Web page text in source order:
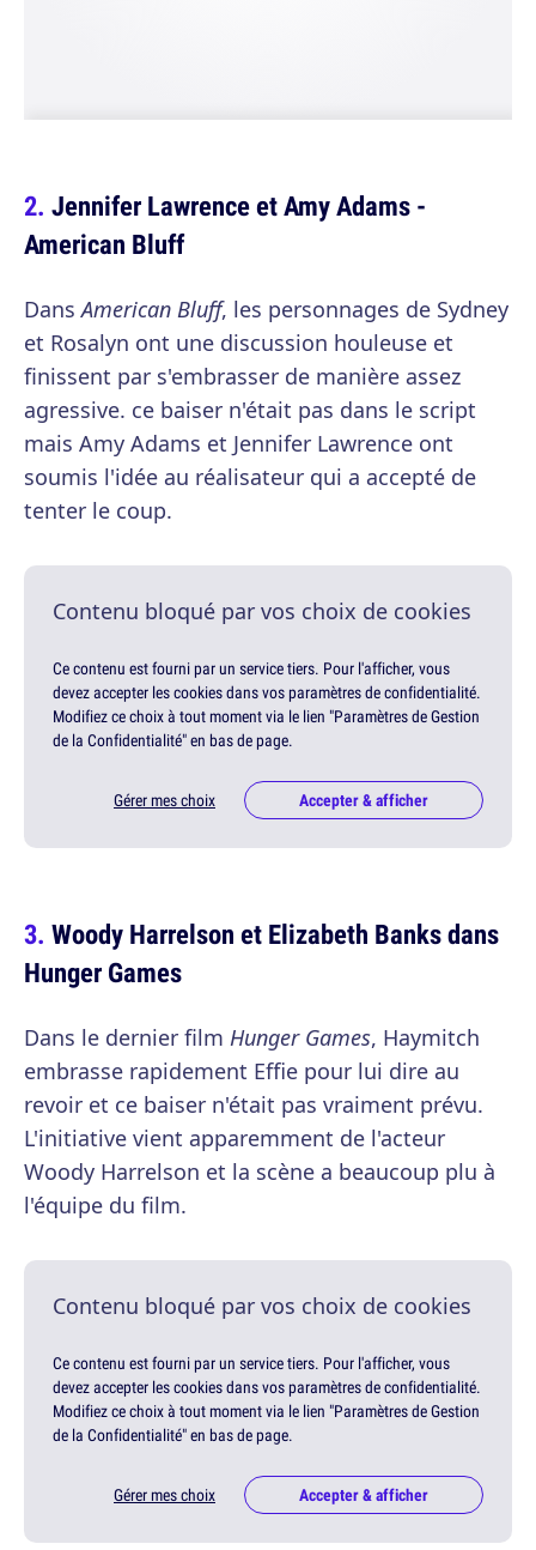
Jennifer Lawrence et Amy Adams -
American Bluff
DansAmerican Bluff, les personnages de Sydney
et Rosalyn ont une discussion houleuse et
finissent par s'embrasser de manière assez
agressive. ce baiser n'était pas dans le script
mais Amy Adams et Jennifer Lawrence ont
soumis l'idée au réalisateur qui a accepté de
tenter le coup.
Contenu bloqué par vos choix de cookies
Ce contenu est fourni par un service tiers. Pour l'afficher, vous
devez accepter les cookies dans vos paramètres de confidentialité.
Modifiez ce choix à tout moment via le lien "Paramètres de Gestion
de la Confidentialité" en bas de page.
Gérer mes choix Accepter & afficher
Woody Harrelson et Elizabeth Banks dans
Hunger Games
Dans le dernier film Hunger Games, Haymitch
embrasse rapidement Effie pour lui dire au
revoir et ce baiser n'était pas vraiment prévu.
L'initiative vient apparemment de l'acteur
Woody Harrelson et la scène a beaucoup plu à
l'équipe du film.
Contenu bloqué par vos choix de cookies
Ce contenu est fourni par un service tiers. Pour l'afficher, vous
devez accepter les cookies dans vos paramètres de confidentialité.
Modifiez ce choix à tout moment via le lien "Paramètres de Gestion
de la Confidentialité" en bas de page.
Gérer mes choix Accepter & afficher